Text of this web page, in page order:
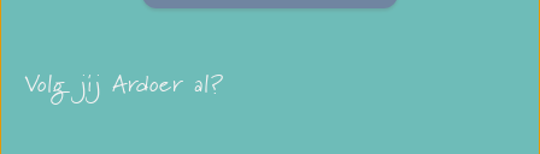
Volg jij Ardoer al?